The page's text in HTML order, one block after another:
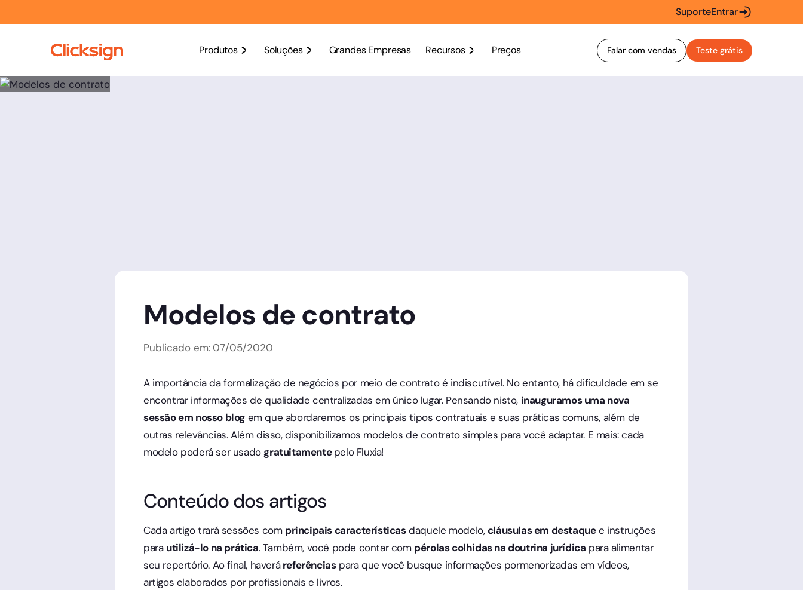
SuporteEntrar
Produtos Soluções Grandes Empresas Recursos Preços Falar com vendas Teste grátis
Modelos de contrato
Publicado em: 07/05/2020
A importância da formalização de negócios por meio de contrato é indiscutível. No entanto, há dificuldade em se
encontrar informações de qualidade centralizadas em único lugar. Pensando nisto, inauguramos uma nova
sessão em nosso blog em que abordaremos os principais tipos contratuais e suas práticas comuns, além de
outras relevâncias. Além disso, disponibilizamos modelos de contrato simples para você adaptar. E mais: cada
modelo poderá ser usado gratuitamentepelo Fluxia!
Conteúdo dos artigos
Cada artigo trará sessões com principais característicasdaquele modelo,cláusulas em destaquee instruções
para utilizá-lo na prática. Também, você pode contar com pérolas colhidas na doutrina jurídica para alimentar
seu repertório. Ao final, haveráreferênciaspara que você busque informações pormenorizadas em vídeos,
artigos elaborados por profissionais e livros.